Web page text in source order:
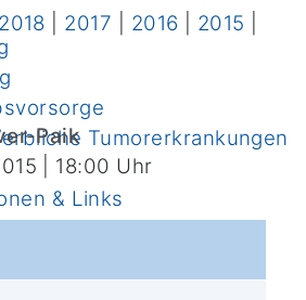
Tumorerkrankungen
& Links
2018 2017 2016 2015
Paik
| 18:00 Uhr